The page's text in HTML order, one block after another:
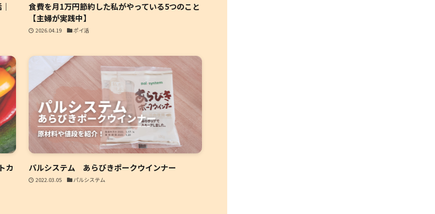
食費を月1万円節約した私がやっている5つのこと
【主婦が実践中】
2026.04.19 ポイ活
カ パルシステム あらびきポークウインナー
2022.03.05 パルシステム